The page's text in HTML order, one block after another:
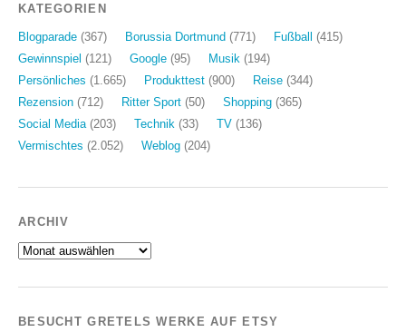
KATEGORIEN
Blogparade (367) Borussia Dortmund (771) Fußball
(415)
Gewinnspiel (121) Google (95) Musik (194)
Persönliches (1.665) Produkttest (900) Reise (344)
Rezension (712) Ritter Sport (50) Shopping (365)
Social Media (203) Technik (33) TV (136)
Vermischtes (2.052) Weblog (204)
ARCHIV
Archiv
BESUCHT GRETELS WERKE AUF ETSY